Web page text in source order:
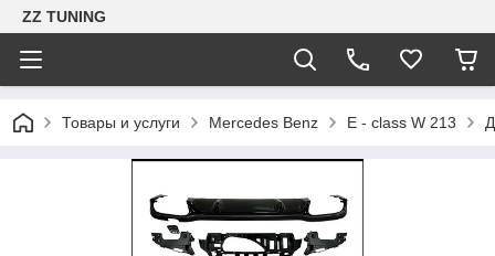
ZZ TUNING
Товары и услуги Mercedes Benz E - class W 213